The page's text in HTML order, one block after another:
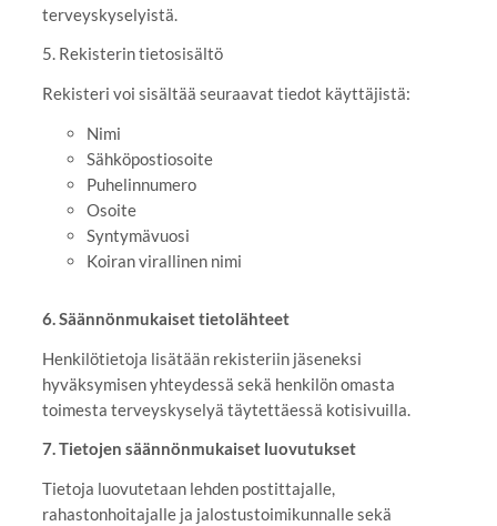
terveyskyselyistä.
5. Rekisterin tietosisältö
Rekisteri voi sisältää seuraavat tiedot käyttäjistä:
Nimi
Sähköpostiosoite
Puhelinnumero
Osoite
Syntymävuosi
Koiran virallinen nimi
6. Säännönmukaiset tietolähteet
Henkilötietoja lisätään rekisteriin jäseneksi
hyväksymisen yhteydessä sekä henkilön omasta
toimesta terveyskyselyä täytettäessä kotisivuilla.
7. Tietojen säännönmukaiset luovutukset
Tietoja luovutetaan lehden postittajalle,
rahastonhoitajalle ja jalostustoimikunnalle sekä